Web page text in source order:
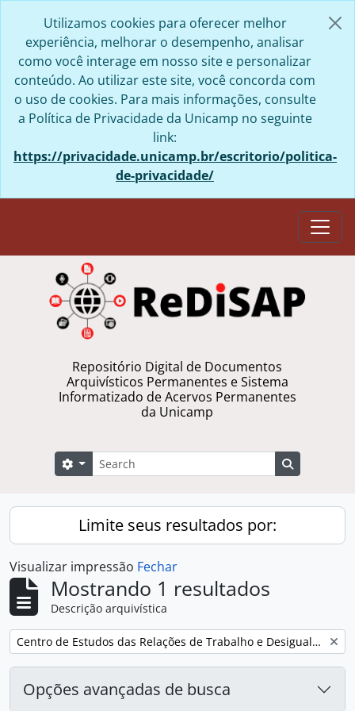
Utilizamos cookies para oferecer melhor
experiência, melhorar o desempenho, analisar
como você interage em nosso site e personalizar
conteúdo. Ao utilizar este site, você concorda com
o uso de cookies. Para mais informações, consulte
a Política de Privacidade da Unicamp no seguinte
link:
https://privacidade.unicamp.br/escritorio/politica-
de-privacidade/
Repositório Digital de Documentos
Arquivísticos Permanentes e Sistema
Informatizado de Acervos Permanentes
da Unicamp
Buscar
Opções de busca
Limite seus resultados por:
Visualizar impressão Fechar
Mostrando 1 resultados
Descrição arquivística
Remover filtro: Centro de Estudos das Relações de Trabalho e Desigualdades
Opções avançadas de busca